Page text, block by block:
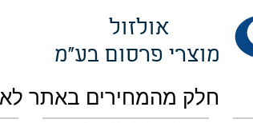
אולזול
מוצרי פרסום בע"מ